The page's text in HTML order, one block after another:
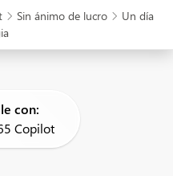
 Sin ánimo de lucro 
Un día
con:
Copilot